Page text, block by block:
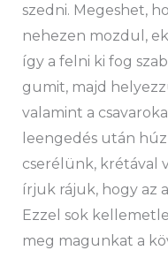
szedni. Megeshet,
nehezen mozdul,
így a felni ki fog
gumit, majd
valamint a
leengedés után
cserélünk, krétával
írjuk rájuk, hogy az
Ezzel sok
meg magunkat a